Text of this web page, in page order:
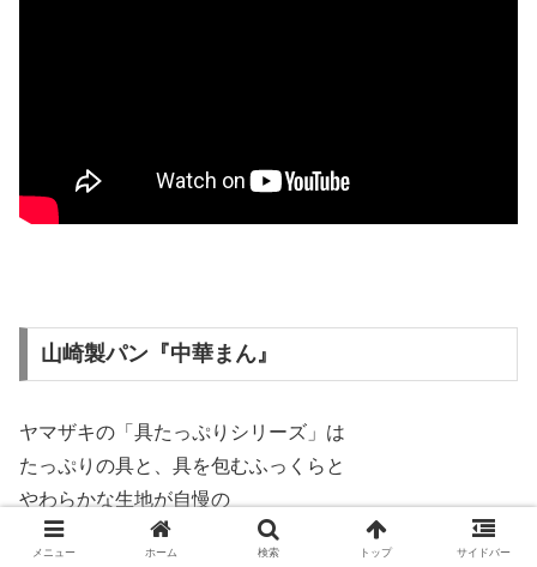
山崎製パン『中華まん』
ヤマザキの「具たっぷりシリーズ」は
たっぷりの具と、具を包むふっくらと
やわらかな生地が自慢の
中華まんシリーズです。
メニュー ホーム 検索 トップ サイドバー